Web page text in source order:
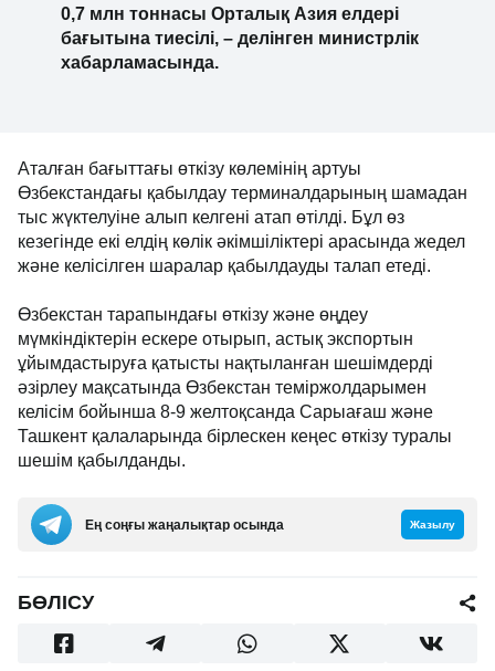
0,7 млн тоннасы Орталық Азия елдері
бағытына тиесілі, – делінген министрлік
хабарламасында.
Аталған бағыттағы өткізу көлемінің артуы
Өзбекстандағы қабылдау терминалдарының шамадан
тыс жүктелуіне алып келгені атап өтілді. Бұл өз
кезегінде екі елдің көлік әкімшіліктері арасында жедел
және келісілген шаралар қабылдауды талап етеді.
Өзбекстан тарапындағы өткізу және өңдеу
мүмкіндіктерін ескере отырып, астық экспортын
ұйымдастыруға қатысты нақтыланған шешімдерді
әзірлеу мақсатында Өзбекстан теміржолдарымен
келісім бойынша 8-9 желтоқсанда Сарыағаш және
Ташкент қалаларында бірлескен кеңес өткізу туралы
шешім қабылданды.
Ең соңғы жаңалықтар осында Жазылу
БӨЛІСУ